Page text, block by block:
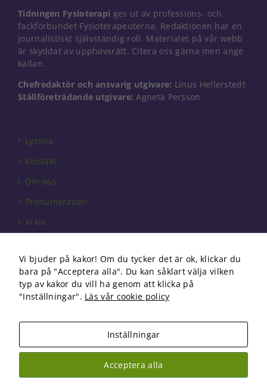
Tidningen Fysioterapi ges ut av professions- och
fackförbundet Fysioterapeuterna. Redaktionen har en
journalistiskt självständig roll. Materialet på vår webb
är skyddat av upphovsrätt. Citera oss gärna men ange
källan.
Chefredaktör och ansvarig utgivare: Linus Hellerstedt
Ställföreträdande utgivare: Agneta Persson
Lyssna
Kontakt
Om oss
Prenumeration
Arkiv
Förbundet
Om cookies
Copyright 2026 Fysioterapi | All Rights Reserved
Facebook
Instagram
Vi bjuder på kakor! Om du tycker det är ok, klickar du
bara på "Acceptera alla". Du kan såklart välja vilken
typ av kakor du vill ha genom att klicka på
"Inställningar". Läs vår cookie policy
Inställningar
Acceptera alla
och
uppbyggnad,
baserat på
hemsidan
funktionalitet
från
hemsidan.
Genom att dela
med dig av dina
beteende när du
surfar ökar du
chansen att få se